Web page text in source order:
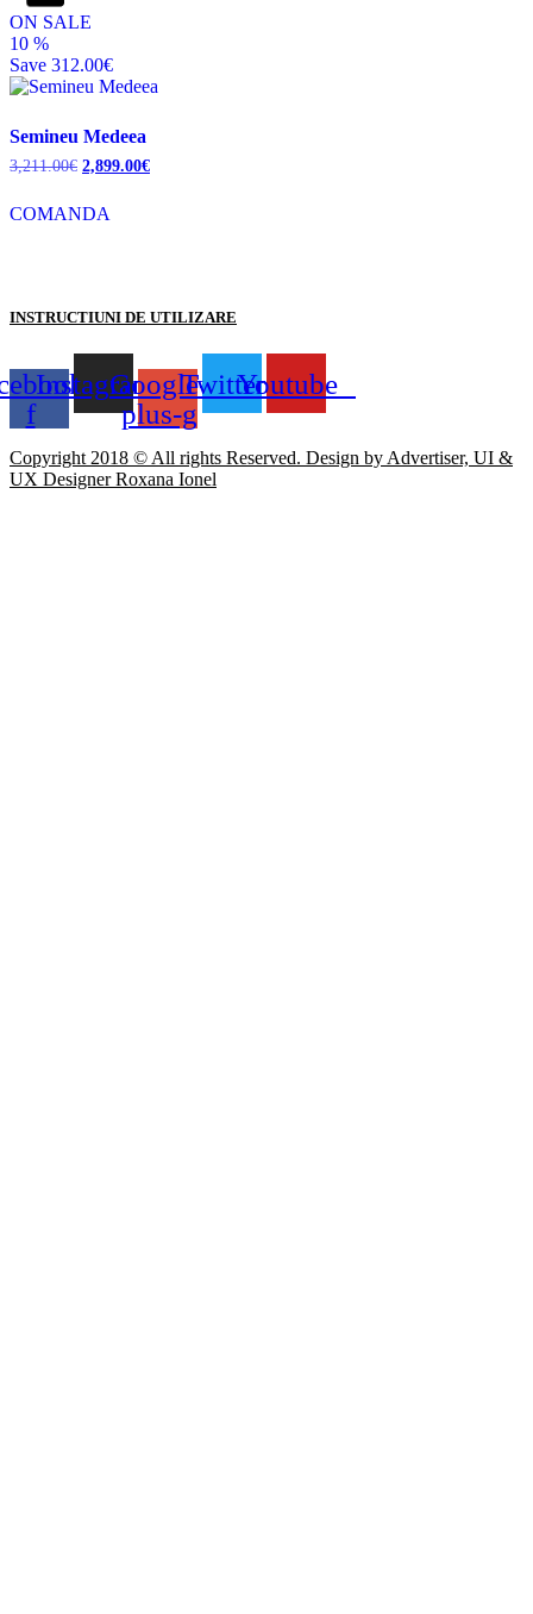
ON SALE
10 %
Save 312.00€
Semineu Medeea
3,211.00€ Prețul
a
fost:
2,899.00€Prețul
COMANDA
INSTRUCTIUNI DE UTILIZARE
f
InstagramGoogle-
plus-g
TwitterYoutube
Copyright 2018 © All rights Reserved. Design by Advertiser, UI &
UX Designer Roxana Ionel